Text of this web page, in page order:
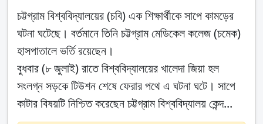
চট্টগ্রাম বিশ্ববিদ্যালয়ের (চবি) এক শিক্ষার্থীকে সাপে কামড়ের
ঘটনা ঘটেছে। বর্তমানে তিনি চট্টগ্রাম মেডিকেল কলেজ (চমেক)
হাসপাতালে ভর্তি রয়েছেন।
বুধবার (৮ জুলাই) রাতে বিশ্ববিদ্যালয়ের খালেদা জিয়া হল
সংলগ্ন সড়কে টিউশন শেষে ফেরার পথে এ ঘটনা ঘটে। সাপে
কাটার বিষয়টি নিশ্চিত করেছেন চট্টগ্রাম বিশ্ববিদ্যালয় কেন্দ...